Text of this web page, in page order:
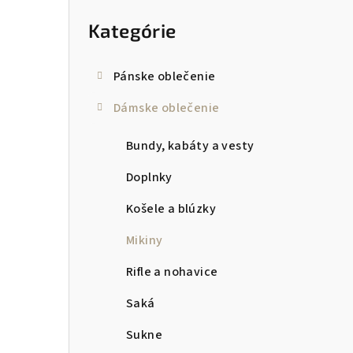
Kategórie
Pánske oblečenie
Dámske oblečenie
Bundy, kabáty a vesty
Doplnky
Košele a blúzky
Mikiny
Rifle a nohavice
Saká
Sukne